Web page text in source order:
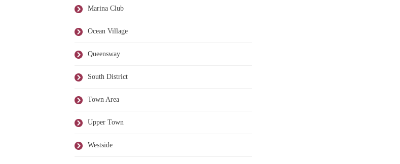
Marina Club
Ocean Village
Queensway
South District
Town Area
Upper Town
Westside